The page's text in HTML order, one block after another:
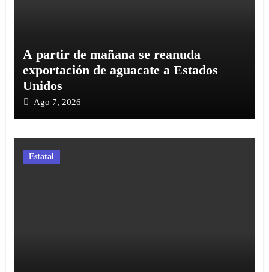
A partir de mañana se reanuda
exportación de aguacate a Estados
Unidos
Ago 7, 2026
Estatal